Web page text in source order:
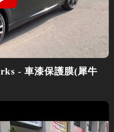
- 車漆保護膜(犀牛